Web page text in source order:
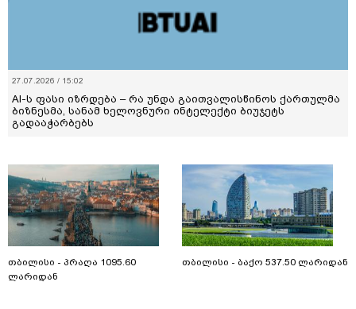
27.07.2026 / 15:02
AI-ს ფასი იზრდება – რა უნდა გაითვალისწინოს ქართულმა
ბიზნესმა, სანამ ხელოვნური ინტელექტი ბიუჯეტს
გადააჭარბებს
თბილისი - პრაღა 1095.60
ლარიდან
თბილისი - ბაქო 537.50 ლარიდან